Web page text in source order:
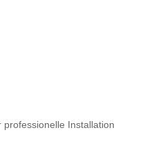
Installation